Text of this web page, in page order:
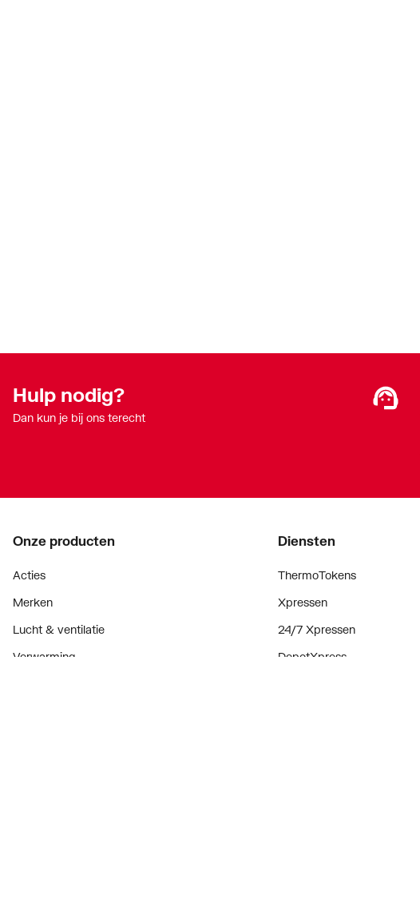
Hulp nodig?
Dan kun je bij ons terecht
Onze producten
Acties
Merken
Lucht & ventilatie
Verwarming
Diensten
ThermoTokens
Xpressen
24/7 Xpressen
DepotXpress